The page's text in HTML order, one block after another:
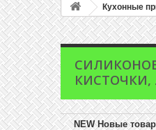
Кухонные
КИСТОЧКИ,
NEW Новые